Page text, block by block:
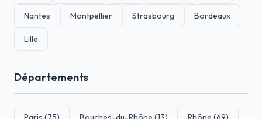
Nantes Montpellier Strasbourg Bordeaux
Lille
Départements